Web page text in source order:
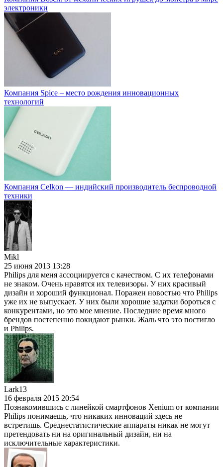
электроники
Компания Spice – место рождения инновационных
технологий
Компания Celkon — индийский производитель беспроводной
техники
Mikl
25 июня 2013 13:28
Philips для меня ассоциируется с качеством. С их телефонами
не знаком. Очень нравятся их телевизоры. У них красивый
дизайн и хороший функционал. Поражен новостью что Philips
уже их не выпускает. У них были хорошие задатки бороться с
конкурентами, но это мое мнение. Последние время много
брендов постепенно покидают рынки. Жаль что это постигло
и Philips.
Lark13
16 февраля 2015 20:54
Познакомившись с линейкой смартфонов Xenium от компании
Philips понимаешь, что никаких инноваций здесь не
встретишь. Среднестатистические аппараты никак не могут
претендовать ни на оригинальный дизайн, ни на
исключительные характеристики.